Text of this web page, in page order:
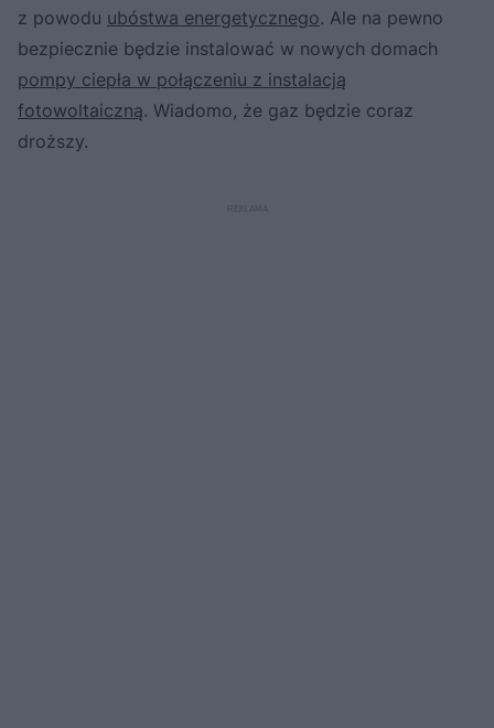
z powodu ubóstwa energetycznego. Ale na pewno
bezpiecznie będzie instalować w nowych domach
pompy ciepła w połączeniu z instalacją
fotowoltaiczną. Wiadomo, że gaz będzie coraz
droższy.